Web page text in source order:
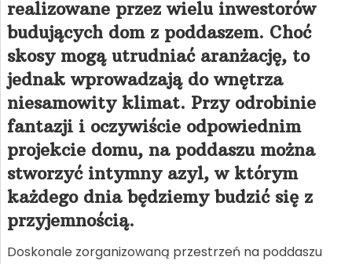
realizowane przez wielu inwestorów
budujących dom z poddaszem. Choć
skosy mogą utrudniać aranżację, to
jednak wprowadzają do wnętrza
niesamowity klimat. Przy odrobinie
fantazji i oczywiście odpowiednim
projekcie domu, na poddaszu można
stworzyć intymny azyl, w którym
każdego dnia będziemy budzić się z
przyjemnością.
Doskonale zorganizowaną przestrzeń na poddaszu